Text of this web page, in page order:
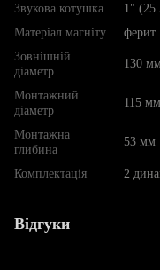
Звукова котушка
1"
Матеріал магніту
ферит
Зовнішній
діаметр
130
Монтажний
діаметр
115 мм
Монтажна
глибина
53 мм
Комплектація 2
Відгуки